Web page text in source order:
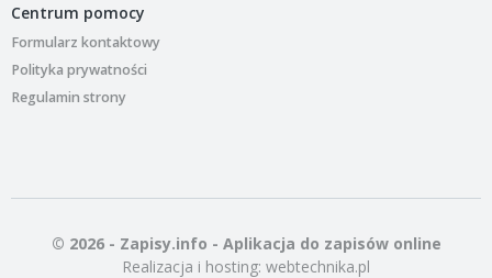
Centrum pomocy
Formularz kontaktowy
Polityka prywatności
Regulamin strony
© 2026 - Zapisy.info - Aplikacja do zapisów online
Realizacja i hosting: webtechnika.pl